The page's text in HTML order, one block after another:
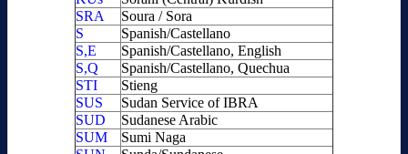
SRA
Soura / Sora
S
Spanish/Castellano
S,E
Spanish/Castellano, English
S,Q
Spanish/Castellano, Quechua
STI
Stieng
SUS
Sudan Service of IBRA
SUD
Sudanese Arabic
SUM
Sumi Naga